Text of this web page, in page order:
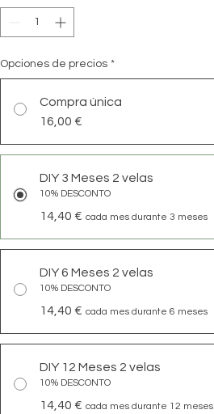
Opciones de precios *
Compra única
16,00 €
DIY 3 Meses 2 velas
10% DESCONTO
14,40 € cada mes durante 3 meses
DIY 6 Meses 2 velas
10% DESCONTO
14,40 € cada mes durante 6 meses
DIY 12 Meses 2 velas
10% DESCONTO
14,40 € cada mes durante 12 meses